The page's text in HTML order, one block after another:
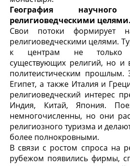
География
религиоведческими целями.
Свои потоки формирует
религиоведческими целями.
к центрам не только
существующих религий, но и
политеистическим прошлым.
Египет, а также Италия и
религиоведческий интерес
Индия, Китай, Япония.
немногочисленны, но они
религиозного туризма и
более полнокровными.
В связи с ростом спроса на
рубежом появились фирмы,